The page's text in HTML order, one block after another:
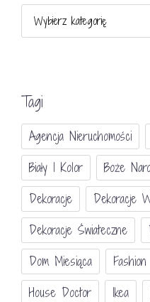
Tagi
Agencja Nieruchomości
Biały I Kolor
Boże
Dekoracje
Dekoracje
Dekoracje Świateczne
Dom Miesiąca
Fashion
House Doctor
Ikea